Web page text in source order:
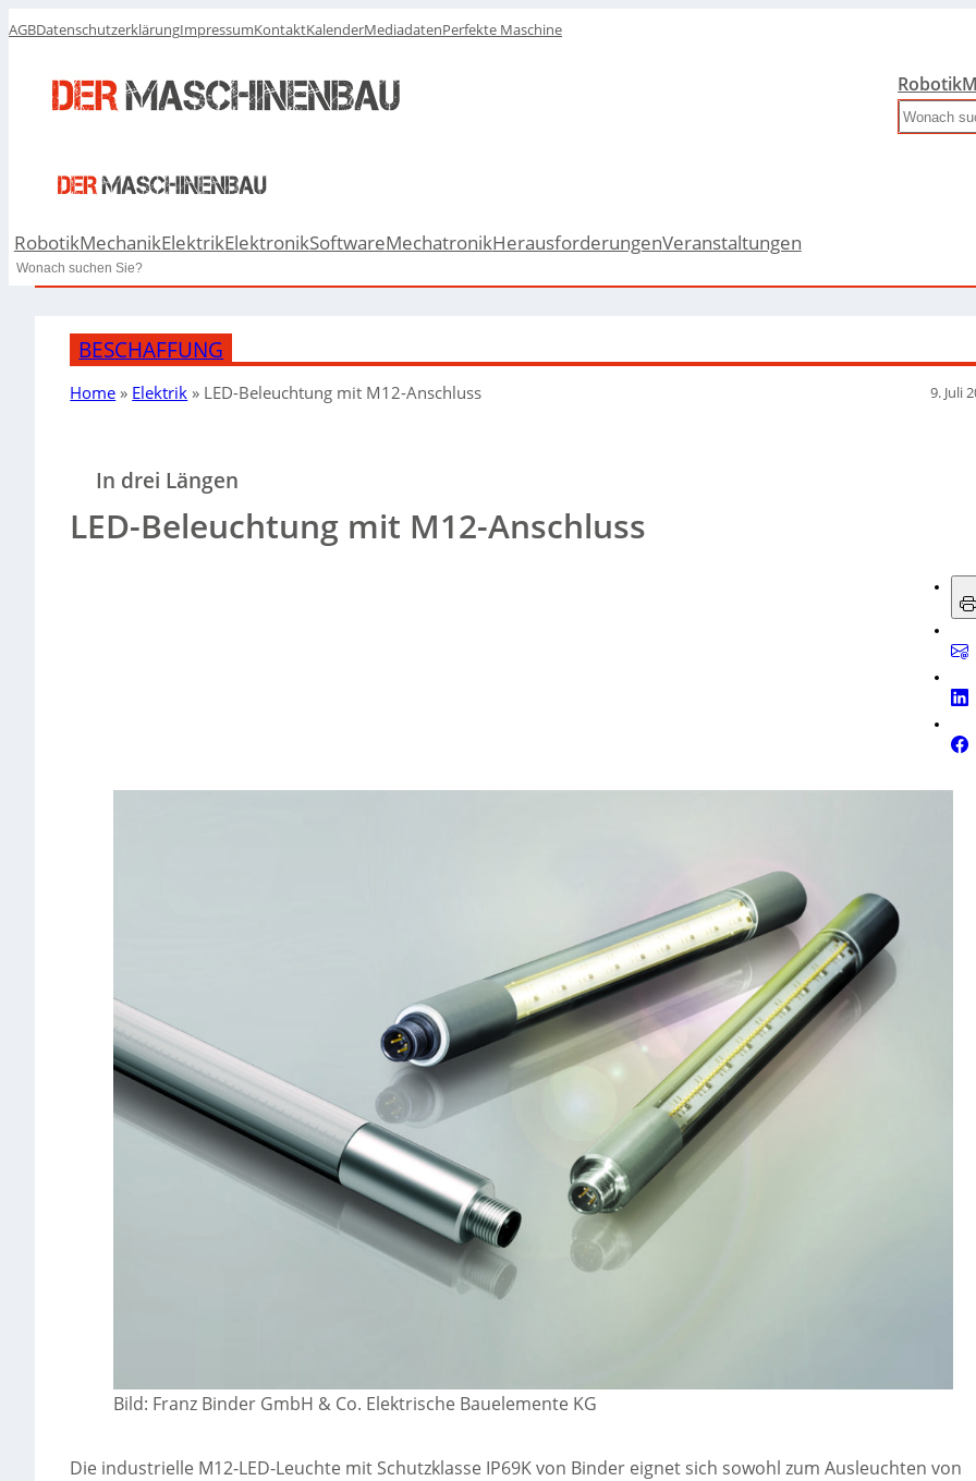
AGBDatenschutzerklärungImpressumKontaktKalenderMediadatenPerfekte Maschine
Robotik
Search
RobotikMechanikElektrikElektronikSoftwareMechatronikHerausforderungenVeranstaltungen
Search
BESCHAFFUNG
Home » Elektrik » LED-Beleuchtung mit M12-Anschluss 9. Juli
In drei Längen
LED-Beleuchtung mit M12-Anschluss
Bild: Franz Binder GmbH & Co. Elektrische Bauelemente KG
Die industrielle M12-LED-Leuchte mit Schutzklasse IP69K von Binder eignet sich sowohl zum Ausleuchten von